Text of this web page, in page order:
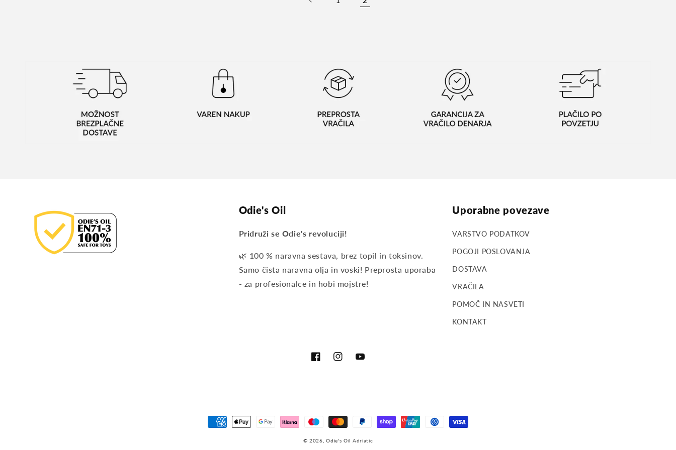
Odie's Oil
Pridruži se Odie's revoluciji!
🌿 100 % naravna sestava, brez topil in toksinov.
Samo čista naravna olja in voski! Preprosta uporaba
- za profesionalce in hobi mojstre!
Uporabne povezave
VARSTVO PODATKOV
POGOJI POSLOVANJA
DOSTAVA
VRAČILA
POMOČ IN NASVETI
KONTAKT
FacebookInstagramYouTube
Načini
© 2026,Odie's Oil Adriatic